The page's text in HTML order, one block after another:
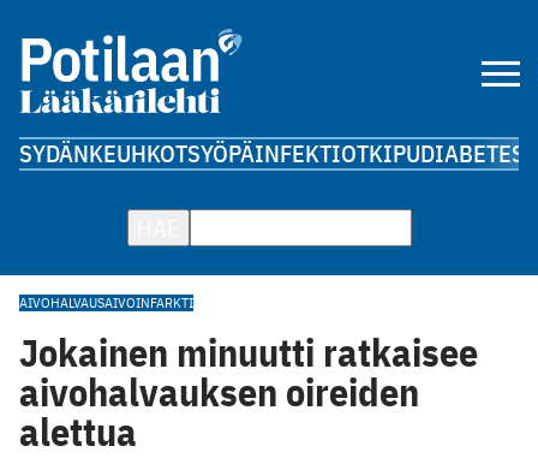
SYDÄNKEUHKOTSYÖPÄINFEKTIOTKIPUDIABETES
AIVOHALVAUSAIVOINFARKTI
Jokainen minuutti ratkaisee
aivohalvauksen oireiden
alettua